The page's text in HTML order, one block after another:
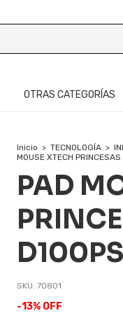
OTRAS CATEGORÍAS
Inicio > TECNOLOGÍA >
MOUSE XTECH
PAD
SKU: 70801
-13% OFF